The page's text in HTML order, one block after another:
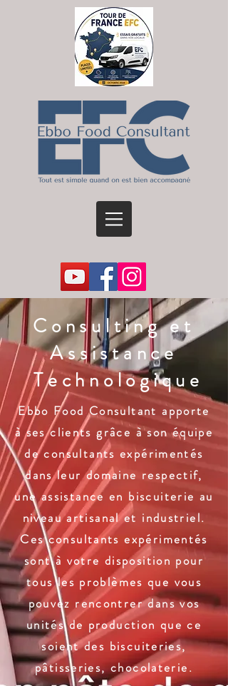
Consulting et
Assistance
Technologique
Ebbo Food Consultant apporte
à ses clients grâce à son équipe
de consultants expérimentés
dans leur domaine respectif,
une assistance en biscuiterie au
niveau artisanal et industriel.
Ces consultants expérimentés
sont à votre disposition pour
tous les problèmes que vous
pouvez rencontrer dans vos
unités de production que ce
soient des biscuiteries,
pâtisseries, chocolaterie.